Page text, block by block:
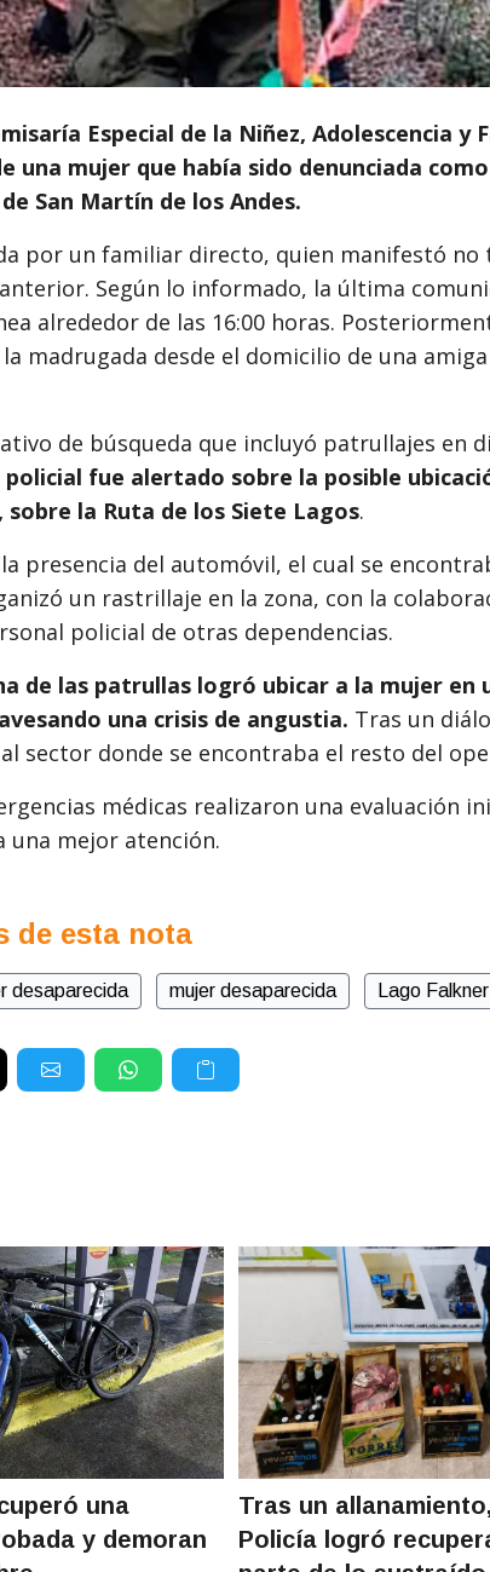
Especial de la Niñez, Adolescencia y
mujer que había sido denunciada como
San Martín de los Andes.
por un familiar directo, quien manifestó no
Según lo informado, la última
alrededor de las 16:00 horas.
madrugada desde el domicilio de una amiga
de búsqueda que incluyó patrullajes en
policial fue alertado sobre la posible
la Ruta de los Siete Lagos.
presencia del automóvil, el cual se
un rastrillaje en la zona, con la
policial de otras dependencias.
de las patrullas logró ubicar a la mujer en
una crisis de angustia. Tras un
sector donde se encontraba el resto del
médicas realizaron una evaluación
una mejor atención.
de esta nota
desaparecida mujer desaparecida Lago Falkner
una
y demoran
Tras un allanamiento,
Policía logró